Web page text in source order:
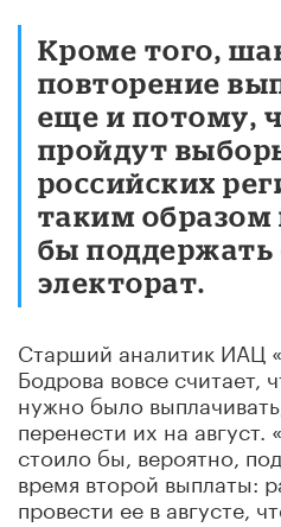
Кроме того,
повторение
еще и потому,
пройдут
российских
таким образом
бы поддержать
электорат.
Старший аналитик ИАЦ
Бодрова вовсе считает,
нужно было
перенести их на август.
стоило бы, вероятно,
время второй выплаты:
провести ее в августе,